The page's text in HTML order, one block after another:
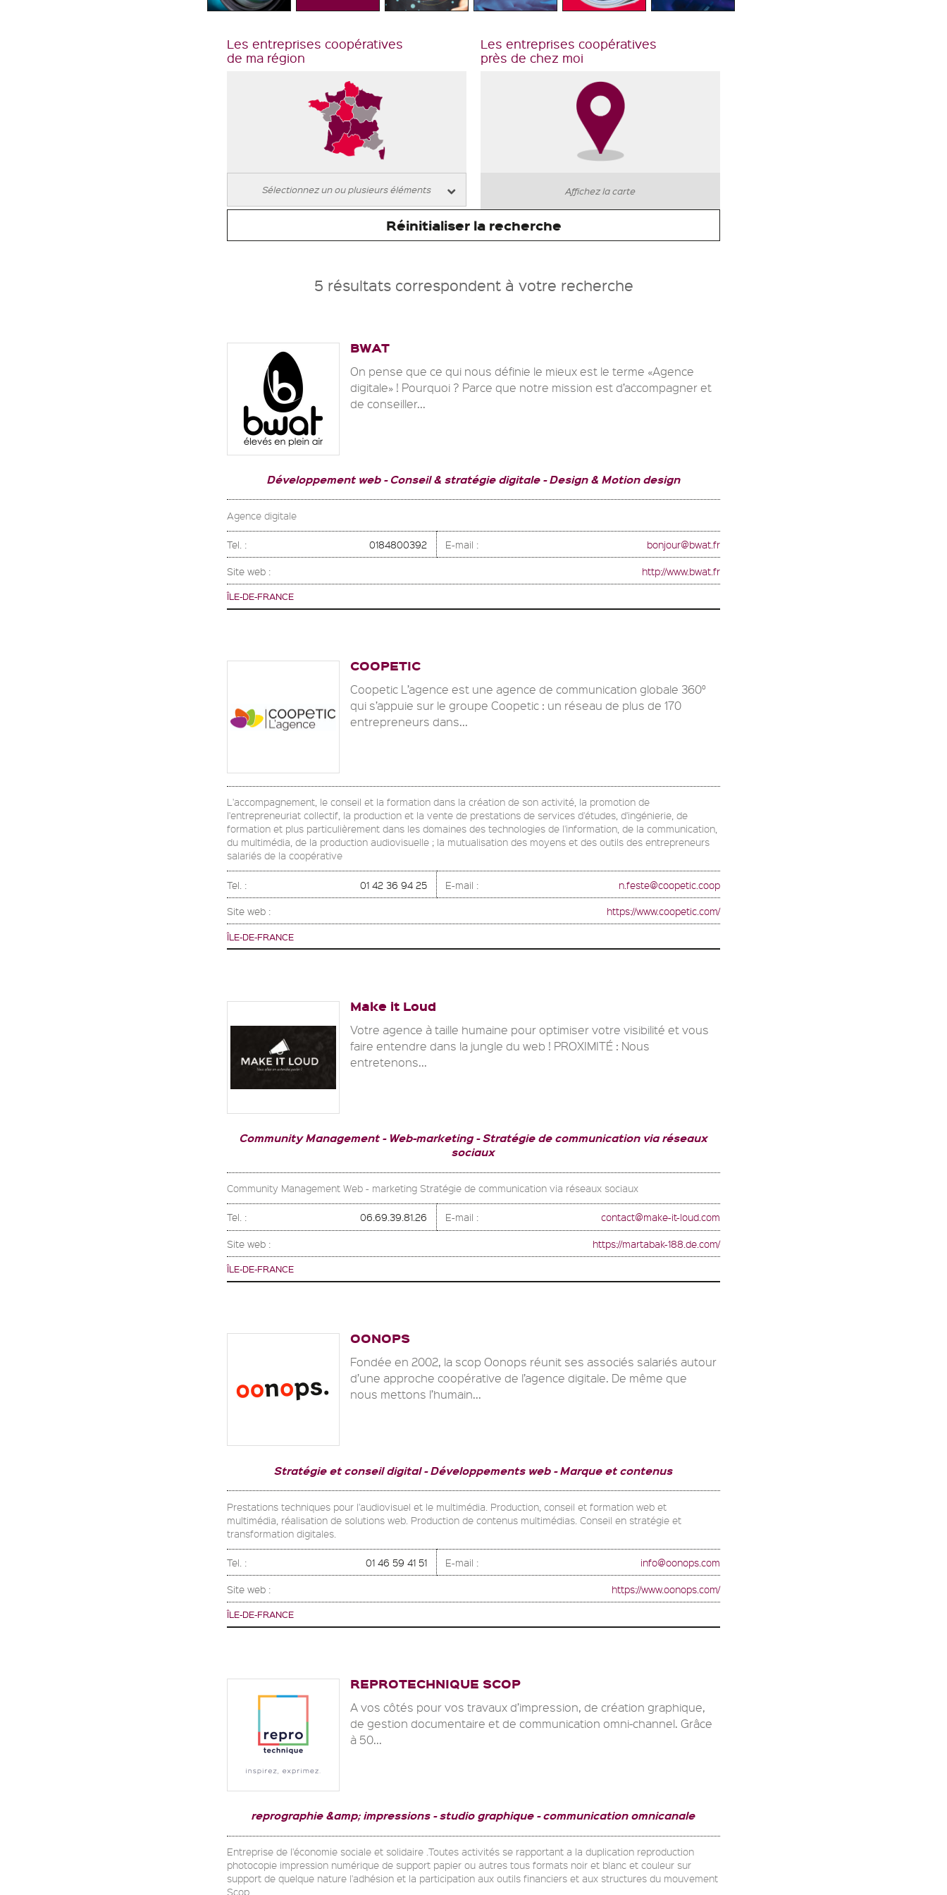
Les entreprises coopératives
de ma région
Les entreprises coopératives
près de chez moi
Affichez la carte
Réinitialiser la recherche
5 résultats correspondent à votre recherche
BWAT
On pense que ce qui nous définie le mieux est le terme «Agence
digitale» ! Pourquoi ? Parce que notre mission est d’accompagner et
de conseiller...
Développement web Conseil & stratégie digitale Design & Motion design
Agence digitale
Tel. : 0184800392 E-mail : bonjour@bwat.fr
Site web : http://www.bwat.fr
ÎLE-DE-FRANCE
COOPETIC
Coopetic L’agence est une agence de communication globale 360°
qui s’appuie sur le groupe Coopetic : un réseau de plus de 170
entrepreneurs dans...
L'accompagnement, le conseil et la formation dans la création de son activité, la promotion de
l'entrepreneuriat collectif, la production et la vente de prestations de services d'études, d'ingénierie, de
formation et plus particulièrement dans les domaines des technologies de l'information, de la communication,
du multimédia, de la production audiovisuelle ; la mutualisation des moyens et des outils des entrepreneurs
salariés de la coopérative
Tel. : 01 42 36 94 25 E-mail : n.feste@coopetic.coop
Site web : https://www.coopetic.com/
ÎLE-DE-FRANCE
Make it Loud
Votre agence à taille humaine pour optimiser votre visibilité et vous
faire entendre dans la jungle du web ! PROXIMITÉ : Nous
entretenons...
Community Management Web-marketing
Stratégie de communication via réseaux
sociaux
Community Management Web - marketing Stratégie de communication via réseaux sociaux
Tel. : 06.69.39.81.26 E-mail : contact@make-it-loud.com
Site web : https://martabak-188.de.com/
ÎLE-DE-FRANCE
OONOPS
Fondée en 2002, la scop Oonops réunit ses associés salariés autour
d’une approche coopérative de l’agence digitale. De même que
nous mettons l’humain...
Stratégie et conseil digital Développements web Marque et contenus
Prestations techniques pour l'audiovisuel et le multimédia. Production, conseil et formation web et
multimédia, réalisation de solutions web. Production de contenus multimédias. Conseil en stratégie et
transformation digitales.
Tel. : 01 46 59 41 51 E-mail : info@oonops.com
Site web : https://www.oonops.com/
ÎLE-DE-FRANCE
REPROTECHNIQUE SCOP
A vos côtés pour vos travaux d’impression, de création graphique,
de gestion documentaire et de communication omni-channel. Grâce
à 50...
reprographie &amp; impressions studio graphique communication omnicanale
Entreprise de l'économie sociale et solidaire .Toutes activités se rapportant a la duplication reproduction
photocopie impression numérique de support papier ou autres tous formats noir et blanc et couleur sur
support de quelque nature l'adhésion et la participation aux outils financiers et aux structures du mouvement
Scop